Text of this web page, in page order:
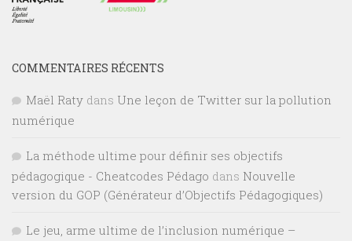
COMMENTAIRES RÉCENTS
Maël Raty dans Une leçon de Twitter sur la pollution
numérique
La méthode ultime pour définir ses objectifs
pédagogique - Cheatcodes Pédago dans Nouvelle
version du GOP (Générateur d’Objectifs Pédagogiques)
Le jeu, arme ultime de l’inclusion numérique –